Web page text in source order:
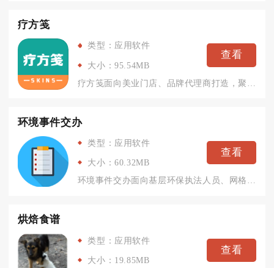
疗方笺
类型：应用软件
大小：95.54MB
查看
环境事件交办
类型：应用软件
大小：60.32MB
查看
烘焙食谱
类型：应用软件
大小：19.85MB
查看